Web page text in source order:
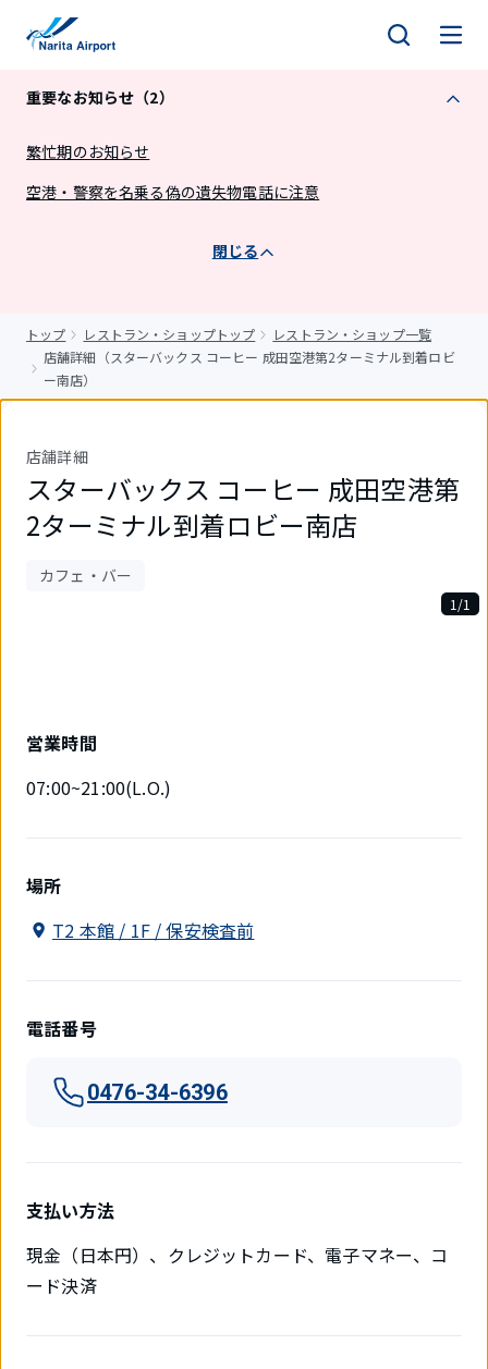
重要なお知らせ（2）
繁忙期のお知らせ
空港・警察を名乗る偽の遺失物電話に注意
閉じる
トップ レストラン・ショップトップ
レストラン・ショップ一覧
店舗詳細（スターバックス コーヒー 成田空港第2ターミナル到着ロビ
ー南店）
店舗詳細
スターバックス コーヒー 成田空港第
2ターミナル到着ロビー南店
カフェ・バー
1/1
営業時間
07:00~21:00(L.O.)
場所
T2 本館 / 1F / 保安検査前
電話番号
0476-34-6396
支払い方法
現金（日本円）、クレジットカード、電子マネー、コ
ード決済